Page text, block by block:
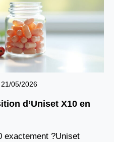
21/05/2026
d’Uniset X10 en
exactement ?Uniset